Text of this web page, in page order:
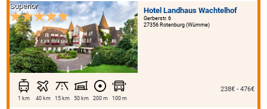
Hotel Landhaus Wachtelhof
Gerberstr. 6
27356 Rotenburg (Wümme)
Superior
1 km 40 km 15 km 50 km 200 m 100 m
238€ - 476€